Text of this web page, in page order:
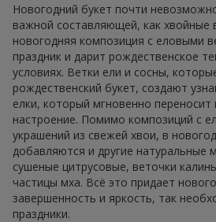
Новогодний букет почти
важной составляющей, как хвойные
новогодняя композиция с еловыми
праздник и дарит рождественское
условиях. Ветки ели и сосны,
рождественский букет, создают
елки, который мгновенно переносит
настроение. Помимо композиций с
украшений из свежей хвои, в
добавляются и другие натуральные
сушеные цитрусовые, веточки
частицы мха. Всё это придает
завершенность и яркость, так
праздники.